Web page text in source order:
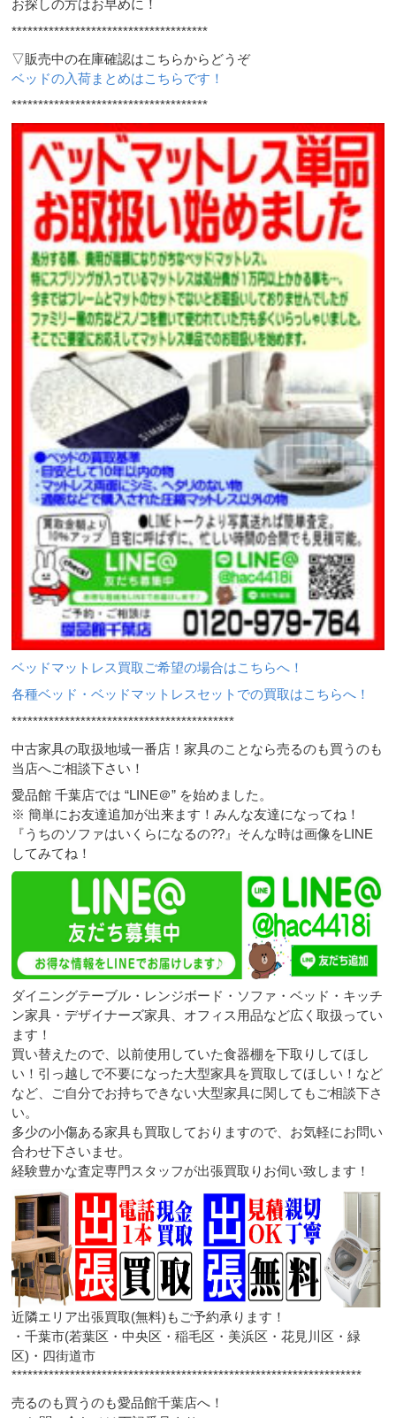
お探しの方はお早めに！
*************************************
▽販売中の在庫確認はこちらからどうぞ
ベッドの入荷まとめはこちらです！
*************************************
ベッドマットレス買取ご希望の場合はこちらへ！
各種ベッド・ベッドマットレスセットでの買取はこちらへ！
******************************************
中古家具の取扱地域一番店！家具のことなら売るのも買うのも
当店へご相談下さい！
愛品館 千葉店では “LINE＠” を始めました。
※ 簡単にお友達追加が出来ます！みんな友達になってね！
『うちのソファはいくらになるの??』そんな時は画像をLINE
してみてね！
ダイニングテーブル・レンジボード・ソファ・ベッド・キッチ
ン家具・デザイナーズ家具、オフィス用品など広く取扱ってい
ます！
買い替えたので、以前使用していた食器棚を下取りしてほし
い！引っ越しで不要になった大型家具を買取してほしい！など
など、ご自分でお持ちできない大型家具に関してもご相談下さ
い。
多少の小傷ある家具も買取しておりますので、お気軽にお問い
合わせ下さいませ。
経験豊かな査定専門スタッフが出張買取りお伺い致します！
近隣エリア出張買取(無料)もご予約承ります！
・千葉市(若葉区・中央区・稲毛区・美浜区・花見川区・緑
区)・四街道市
******************************************************************
売るのも買うのも愛品館千葉店へ！